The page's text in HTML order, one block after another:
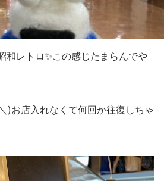
和レトロ✨この感じたまらんでや
)お店入れなくて何回か往復しちゃ